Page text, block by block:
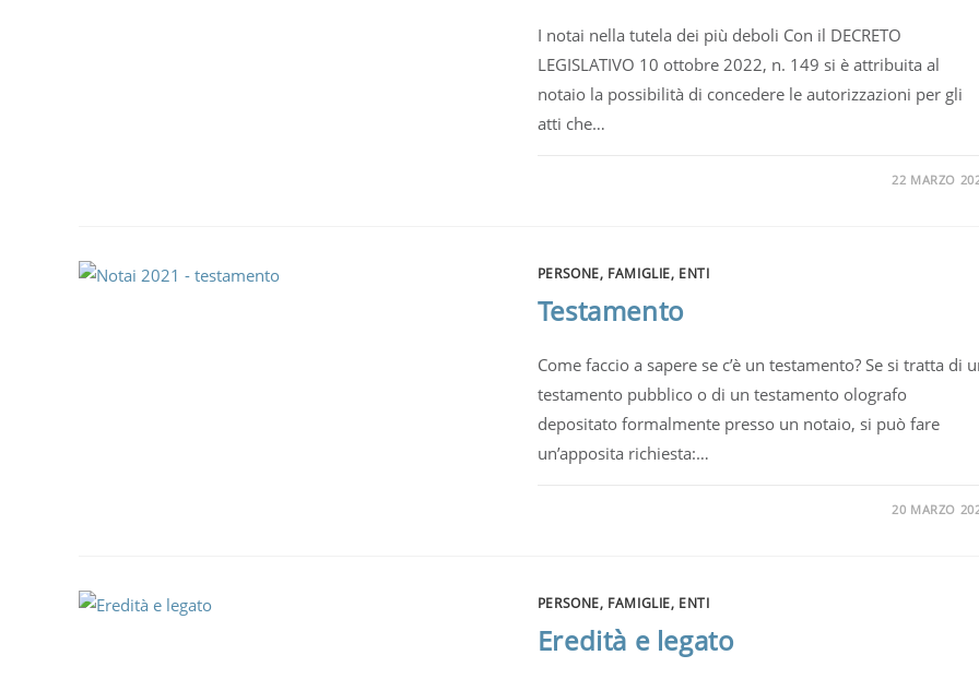
I notai nella tutela dei più deboli Con il DECRETO
LEGISLATIVO 10 ottobre 2022, n. 149 si è attribuita al
notaio la possibilità di concedere le autorizzazioni per gli
atti che…
22 MARZO
PERSONE, FAMIGLIE, ENTI
Testamento
Come faccio a sapere se c’è un testamento? Se si tratta di
testamento pubblico o di un testamento olografo
depositato formalmente presso un notaio, si può fare
un’apposita richiesta:…
20 MARZO
PERSONE, FAMIGLIE, ENTI
Eredità e legato